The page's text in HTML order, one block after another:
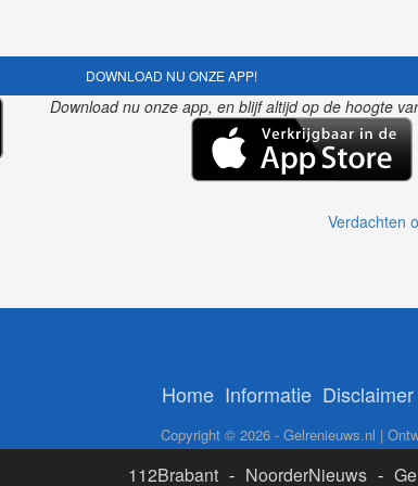
DOWNLOAD NU ONZE APP!
Download nu onze app, en blijf altijd op de hoogte
Verdachten
Home Informatie Disclaimer
Copyright © 2026 - Gelrenieuws.nl |
112Brabant - NoorderNieuws -